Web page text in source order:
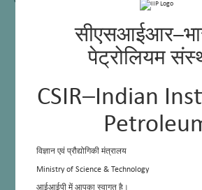
पेट्रोलियम
CSIR–Indian
विज्ञान एवं प्रौद्योगिकी मंत्रालय
Ministry of Science & Technology
आईआईपी में आपका स्वागत है।